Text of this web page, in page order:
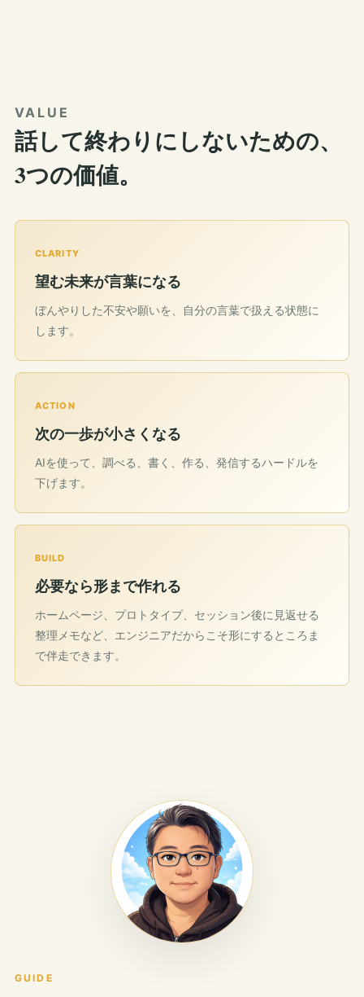
VALUE
話して終わりにしないための、
3つの価値。
CLARITY
望む未来が言葉になる
ぼんやりした不安や願いを、自分の言葉で扱える状態に
します。
ACTION
次の一歩が小さくなる
AIを使って、調べる、書く、作る、発信するハードルを
下げます。
BUILD
必要なら形まで作れる
ホームページ、プロトタイプ、セッション後に見返せる
整理メモなど、エンジニアだからこそ形にするところま
で伴走できます。
GUIDE